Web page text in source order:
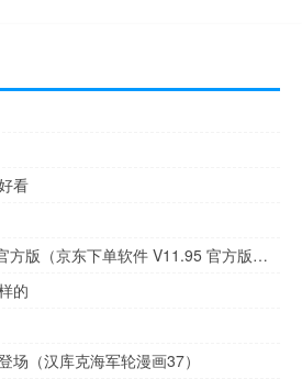
看
京东下单软件 V11.95 官方版（京东下单软件 V11.95 官方版功能简介）
的
场（汉库克海军轮漫画37）